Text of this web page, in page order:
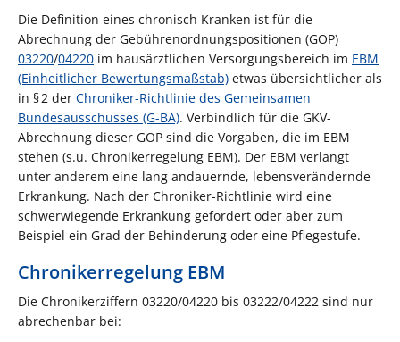
Die Definition eines chronisch Kranken ist für die
Abrechnung der Gebührenordnungspositionen (GOP)
03220/04220 im hausärztlichen Versorgungsbereich im EBM
(Einheitlicher Bewertungsmaßstab) etwas übersichtlicher als
in § 2 der Chroniker-Richtlinie des Gemeinsamen
Bundesausschusses (G-BA). Verbindlich für die GKV-
Abrechnung dieser GOP sind die Vorgaben, die im EBM
stehen (s.u. Chronikerregelung EBM). Der EBM verlangt
unter anderem eine lang andauernde, lebensverändernde
Erkrankung. Nach der Chroniker-Richtlinie wird eine
schwerwiegende Erkrankung gefordert oder aber zum
Beispiel ein Grad der Behinderung oder eine Pflegestufe.
Chronikerregelung EBM
Die Chronikerziffern 03220/04220 bis 03222/04222 sind nur
abrechenbar bei: